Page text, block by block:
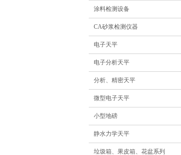
涂料检测设备
CA砂浆检测仪器
电子天平
电子分析天平
分析、精密天平
微型电子天平
小型地磅
静水力学天平
垃圾箱、果皮箱、花盆系列